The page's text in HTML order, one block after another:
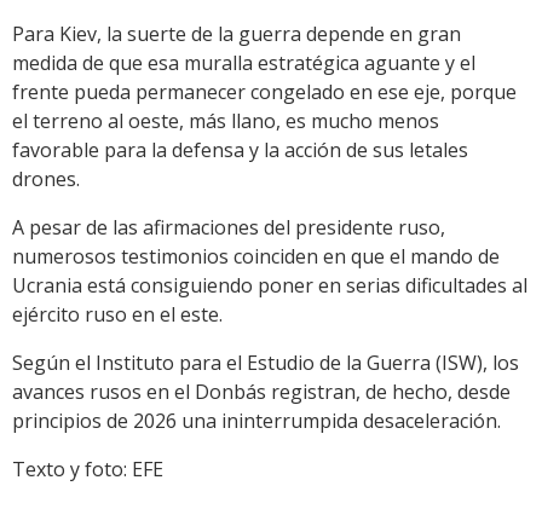
Para Kiev, la suerte de la guerra depende en gran
medida de que esa muralla estratégica aguante y el
frente pueda permanecer congelado en ese eje, porque
el terreno al oeste, más llano, es mucho menos
favorable para la defensa y la acción de sus letales
drones.
A pesar de las afirmaciones del presidente ruso,
numerosos testimonios coinciden en que el mando de
Ucrania está consiguiendo poner en serias dificultades al
ejército ruso en el este.
Según el Instituto para el Estudio de la Guerra (ISW), los
avances rusos en el Donbás registran, de hecho, desde
principios de 2026 una ininterrumpida desaceleración.
Texto y foto: EFE